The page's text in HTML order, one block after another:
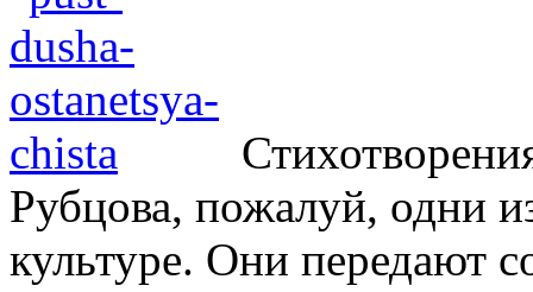
Рубцова, пожалуй, одни
культуре. Они передают